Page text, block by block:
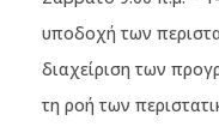
υποδοχή των
διαχείριση των
τη ροή των